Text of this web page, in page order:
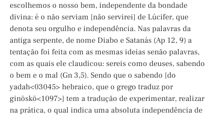
escolhemos o nosso bem, independente da bondade
divina: é o não serviam [não servirei] de Lúcifer, que
denota seu orgulho e independência. Nas palavras da
antiga serpente, de nome Diabo e Satanás (Ap 12, 9) a
tentação foi feita com as mesmas ideias senão palavras,
com as quais ele claudicou: sereis como deuses, sabendo
o bem e o mal (Gn 3,5). Sendo que o sabendo [do
yadah<03045> hebraico, que o grego traduz por
ginöskö<1097>] tem a tradução de experimentar, realizar
na prática, o qual indica uma absoluta independência de